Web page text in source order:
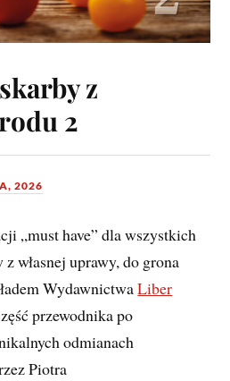
z
2
2026
„must have” dla wszystkich
własnej uprawy, do grona
WydawnictwaLiber
przewodnika po
odmianach
Piotra